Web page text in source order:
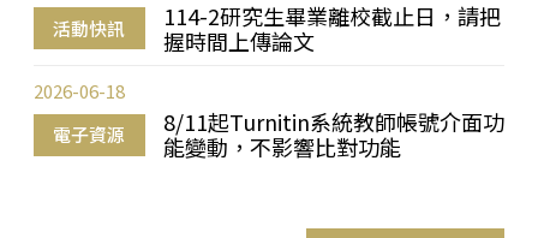
活動快訊
114-2研究生畢業離校截止日，請把
握時間上傳論文
電子資源
8/11起Turnitin系統教師帳號介面功
能變動，不影響比對功能
2026-06-18